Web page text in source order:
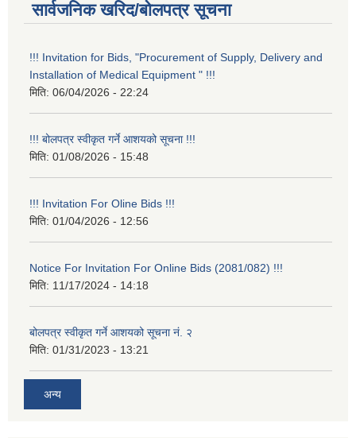
सार्वजनिक खरिद/बोलपत्र सूचना
!!! Invitation for Bids, "Procurement of Supply, Delivery and
Installation of Medical Equipment " !!!
मिति: 06/04/2026 - 22:24
!!! बोलपत्र स्वीकृत गर्ने आशयको सूचना !!!
मिति: 01/08/2026 - 15:48
!!! Invitation For Oline Bids !!!
मिति: 01/04/2026 - 12:56
Notice For Invitation For Online Bids (2081/082) !!!
मिति: 11/17/2024 - 14:18
बोलपत्र स्वीकृत गर्ने आशयको सूचना नं. २
मिति: 01/31/2023 - 13:21
अन्य